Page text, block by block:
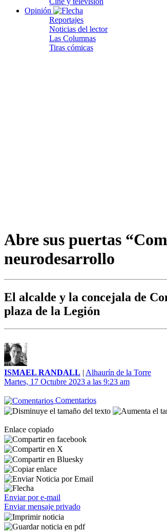
Opinión
Reportajes
Noticias del lector
Las Columnas
Tiras cómicas
Abre sus puertas
neurodesarrollo
El alcalde y la concejala de
plaza de la Legión
ISMAEL RANDALL | Alhaurín de la Torre
Martes, 17 Octubre 2023 a las 9:23 am
Comentarios
Enlace copiado
Enviar por e-mail
Enviar mensaje privado